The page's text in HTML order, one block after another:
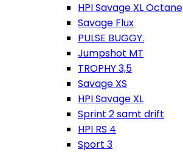
HPI Savage XL Octane
Savage Flux
PULSE BUGGY.
Jumpshot MT
TROPHY 3,5
Savage XS
HPI Savage XL
Sprint 2 samt drift
HPI RS 4
Sport 3